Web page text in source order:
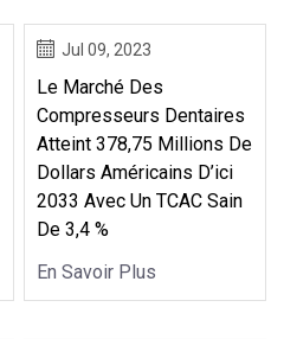
Jul 09, 2023
Le Marché Des
Compresseurs Dentaires
Atteint 378,75 Millions De
Dollars Américains D’ici
2033 Avec Un TCAC Sain
De 3,4 %
En Savoir Plus